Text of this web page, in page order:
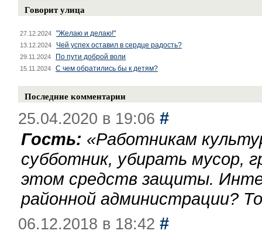
Говорит улица
27.12.2024 "Желаю и делаю!"
13.12.2024 Чей успех оставил в сердце радость?
29.11.2024 По пути доброй воли
15.11.2024 С чем обратились бы к детям?
Последние комментарии
25.04.2020 в 19:06 #
Гость: «Работникам
субботник, убирать мусор,
этом средств защиты.
районной администрации?
06.12.2018 в 18:42 #